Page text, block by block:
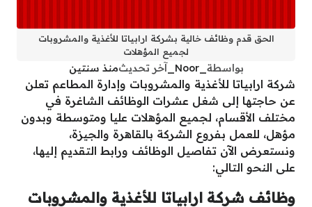
الحق قدم وظائف خالية بشركة ارابياتا للأغذية والمشروبات
لجميع المؤهلات
بواسطة _Noor_ آخر تحديثمنذ سنتين
شركة ارابياتا للأغذية والمشروبات وإدارة المطاعم تعلن
عن حاجتها إلى شغل عشرات الوظائف الشاغرة في
مختلف الأقسام، لجميع المؤهلات عليا ومتوسطة وبدون
مؤهل، للعمل بفروع الشركة بالقاهرة والجيزة،
ونستعرض الآن تفاصيل الوظائف ورابط التقديم إليها،
على النحو التالي:
وظائف شركة ارابياتا للأغذية والمشروبات